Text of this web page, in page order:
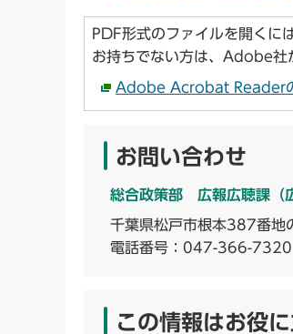
PDF形式のファイルを開く
お持ちでない方は、Adobe社
Adobe Acrobat Readerの
お問い合わせ
総合政策部 広報広聴課（
千葉県松戸市根本387番地
電話番号： 047-366-7320
この情報はお役